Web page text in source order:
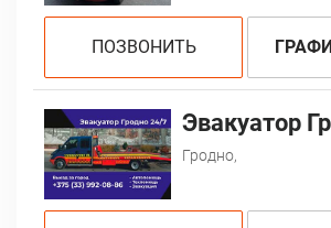
ПОЗВОНИТЬ
Эвакуатор
Гродно,